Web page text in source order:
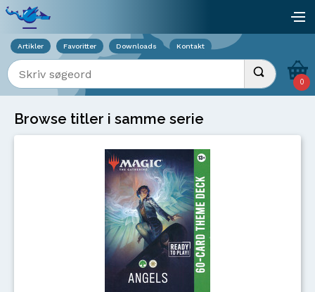
Artikler Favoritter Downloads Kontakt
Indtast søgeord Udfør søgning
0
Browse titler i samme serie
Viser overlay for indkøbskurv